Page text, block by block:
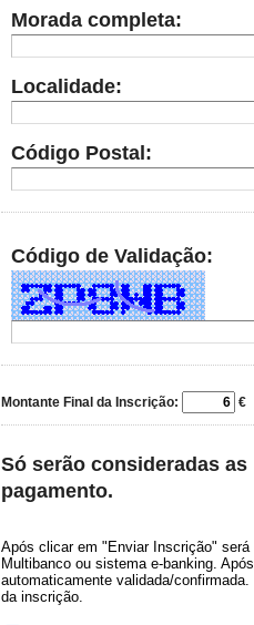
Morada completa:
Localidade:
Código Postal:
Código de Validação:
Montante Final da Inscrição: €
Só serão consideradas
pagamento.
Após clicar em "Enviar Inscrição"
Multibanco ou sistema e-banking.
automaticamente validada/
da inscrição.